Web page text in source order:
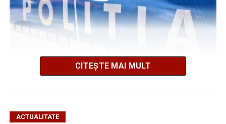
Polițiștii din Teiuș au oprit pentru control, în dimineața
zilei de 9 august 2026, în jurul orei 07:40, pe DN 14B, la
condus de bărbat.
CITEȘTE MAI MULT
ACTUALITATE